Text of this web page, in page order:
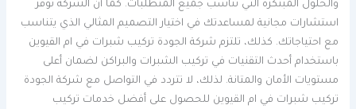
والحلول المبتكرة التي تناسب جميع المتطلبات. كما أن الشركة توفر
استشارات مجانية لمساعدتك في اختيار التصميم المثالي الذي يتناسب
مع احتياجاتك. كذلك، تلتزم شركة الجودة تركيب شبرات في ام القيوين
باستخدام أحدث التقنيات في تركيب الشبرات والبراكن لضمان أعلى
مستويات الأمان والمتانة. لذلك، لا تتردد في التواصل مع شركة الجودة
تركيب شبرات في ام القيوين للحصول على أفضل خدمات تركيب